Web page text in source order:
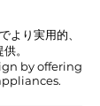
より実用的、
。
by offering